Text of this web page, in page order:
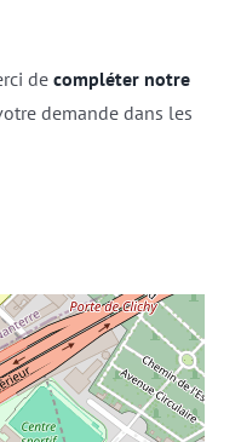
de compléter notre
demande dans les